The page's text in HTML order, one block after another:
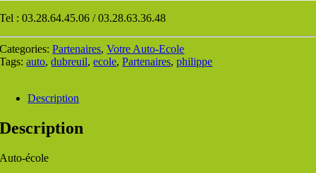
Tel : 03.28.64.45.06 / 03.28.63.36.48
Categories:Partenaires,Votre Auto-Ecole
Tags:auto,dubreuil,ecole,Partenaires,philippe
Description
Description
Auto-école